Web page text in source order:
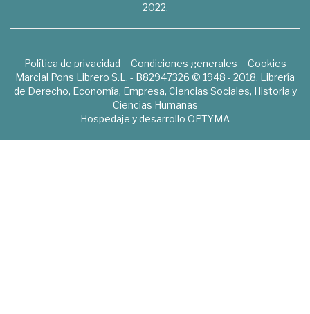
2022.
Política de privacidad Condiciones generales
Cookies
Marcial Pons Librero S.L. - B82947326 © 1948 - 2018. Librería
de Derecho, Economía, Empresa, Ciencias Sociales, Historia y
Ciencias Humanas
Hospedaje y desarrollo OPTYMA